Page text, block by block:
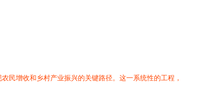
民增收和乡村产业振兴的关键路径。这一系统性的工程，